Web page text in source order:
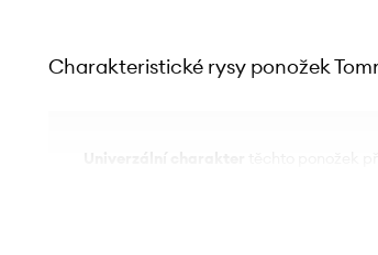
Charakteristické rysy ponožek